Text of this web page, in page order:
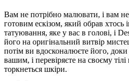
Вам не потрібно малювати, і вам
готовим ескізом, який обрав
татуювання, яке у вас в голові, і
його на оригінальний витвір
потім ви вдосконалюєте його,
вашим, і перевіряєте на своєму
торкнеться шкіри.